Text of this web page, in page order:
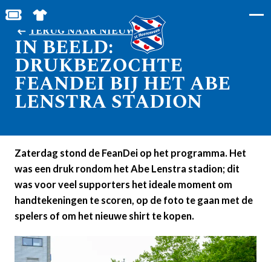
BESTEL JOUW TICKETS
SHOP IN DE FEANSTORE
TERUG NAAR NIEUWS
IN BEELD:
DRUKBEZOCHTE
FEANDEI BIJ HET ABE
LENSTRA STADION
Zaterdag stond de FeanDei op het programma. Het
was een druk rondom het Abe Lenstra stadion; dit
was voor veel supporters het ideale moment om
handtekeningen te scoren, op de foto te gaan met de
spelers of om het nieuwe shirt te kopen.